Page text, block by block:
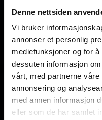
Denne nettsiden
Vi bruker
annonser et personlig
mediefunksjoner og for
dessuten informasjon
vårt, med partnerne våre
annonsering og
med annen informasjon
eller som de har samlet